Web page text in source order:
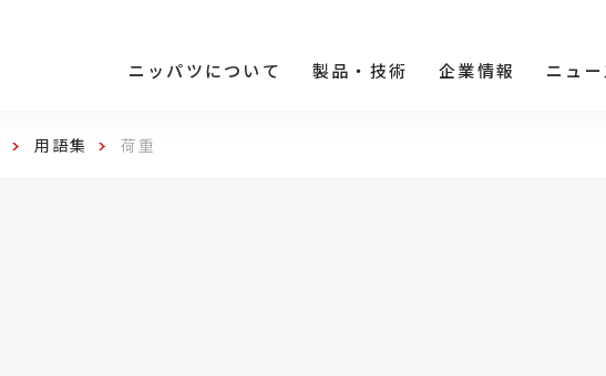
ニッパツについて 製品・技術 企業情報 ニュー
用語集 荷重